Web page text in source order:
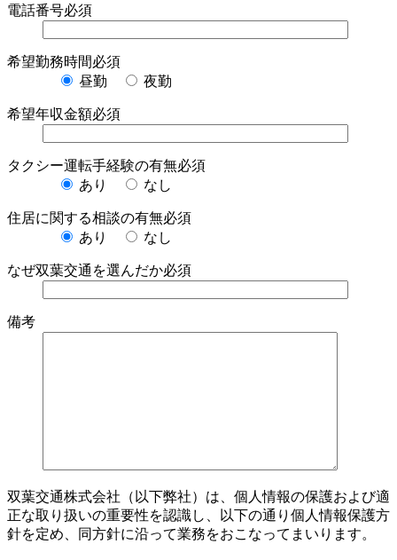
電話番号必須
希望勤務時間必須
昼勤
夜勤
希望年収金額必須
タクシー運転手経験の有無必須
あり
なし
住居に関する相談の有無必須
あり
なし
なぜ双葉交通を選んだか必須
備考
双葉交通株式会社（以下弊社）は、個人情報の保護および適
正な取り扱いの重要性を認識し、以下の通り個人情報保護方
針を定め、同方針に沿って業務をおこなってまいります。